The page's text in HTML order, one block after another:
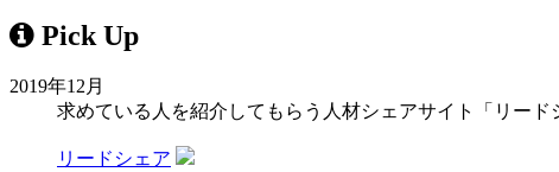
Pick Up
2019年12月
求めている人を紹介してもらう人材シェアサイト「リード
リードシェア